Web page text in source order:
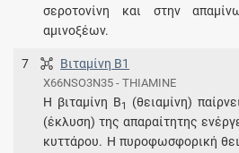
σεροτονίνη και στην
αμινοξέων.
7 Βιταμίνη Β1
X66NSO3N35 - THIAMINE
Η βιταμίνη Β1
(θειαμίνη)
(έκλυση) της απαραίτητης
κυττάρου. Η πυροφωσφορική